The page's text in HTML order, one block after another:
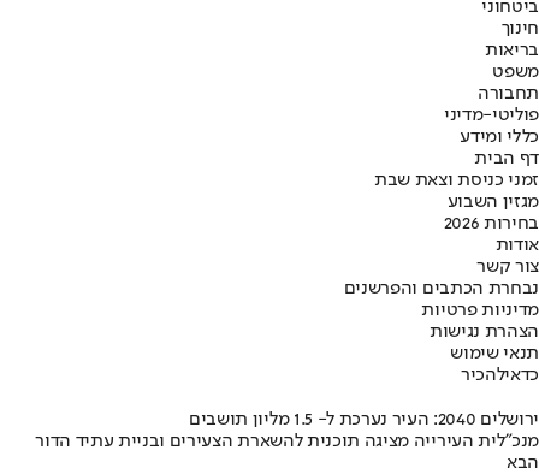
ביטחוני
חינוך
בריאות
משפט
תחבורה
פוליטי-מדיני
כללי ומידע
דף הבית
זמני כניסת וצאת שבת
מגזין השבוע
בחירות 2026
אודות
צור קשר
נבחרת הכתבים והפרשנים
מדיניות פרטיות
הצהרת נגישות
תנאי שימוש
כדאילהכיר
ירושלים 2040: העיר נערכת ל- 1.5 מליון תושבים
מנכ"לית העירייה מציגה תוכנית להשארת הצעירים ובניית עתיד הדור
הבא